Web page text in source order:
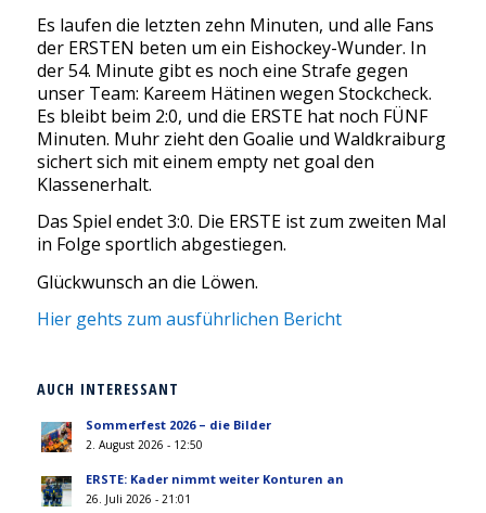
Es laufen die letzten zehn Minuten, und alle Fans
der ERSTEN beten um ein Eishockey-Wunder. In
der 54. Minute gibt es noch eine Strafe gegen
unser Team: Kareem Hätinen wegen Stockcheck.
Es bleibt beim 2:0, und die ERSTE hat noch FÜNF
Minuten. Muhr zieht den Goalie und Waldkraiburg
sichert sich mit einem empty net goal den
Klassenerhalt.
Das Spiel endet 3:0. Die ERSTE ist zum zweiten Mal
in Folge sportlich abgestiegen.
Glückwunsch an die Löwen.
Hier gehts zum ausführlichen Bericht
AUCH INTERESSANT
Sommerfest 2026 – die Bilder
2. August 2026 - 12:50
ERSTE: Kader nimmt weiter Konturen an
26. Juli 2026 - 21:01